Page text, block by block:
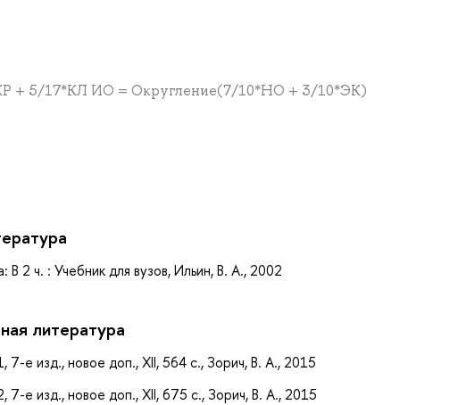
+ 5/17*КЛ ИО = Округление(7/10*НО + 3/10*ЭК)
2 ч. : Учебник для вузов, Ильин, В. А., 2002
литература
7-е изд., новое доп., XII, 564 с., Зорич, В. А., 2015
7-е изд., новое доп., XII, 675 с., Зорич, В. А., 2015